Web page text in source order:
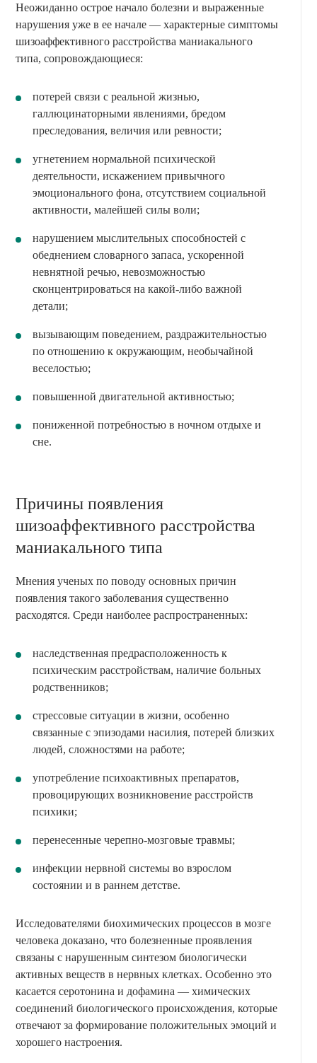
Неожиданно острое начало болезни и выраженные
нарушения уже в ее начале — характерные симптомы
шизоаффективного расстройства маниакального
типа, сопровождающиеся:
потерей связи с реальной жизнью,
галлюцинаторными явлениями, бредом
преследования, величия или ревности;
угнетением нормальной психической
деятельности, искажением привычного
эмоционального фона, отсутствием социальной
активности, малейшей силы воли;
нарушением мыслительных способностей с
обеднением словарного запаса, ускоренной
невнятной речью, невозможностью
сконцентрироваться на какой-либо важной
детали;
вызывающим поведением, раздражительностью
по отношению к окружающим, необычайной
веселостью;
повышенной двигательной активностью;
пониженной потребностью в ночном отдыхе и
сне.
Причины появления
шизоаффективного расстройства
маниакального типа
Мнения ученых по поводу основных причин
появления такого заболевания существенно
расходятся. Среди наиболее распространенных:
наследственная предрасположенность к
психическим расстройствам, наличие больных
родственников;
стрессовые ситуации в жизни, особенно
связанные с эпизодами насилия, потерей близких
людей, сложностями на работе;
употребление психоактивных препаратов,
провоцирующих возникновение расстройств
психики;
перенесенные черепно-мозговые травмы;
инфекции нервной системы во взрослом
состоянии и в раннем детстве.
Исследователями биохимических процессов в мозге
человека доказано, что болезненные проявления
связаны с нарушенным синтезом биологически
активных веществ в нервных клетках. Особенно это
касается серотонина и дофамина — химических
соединений биологического происхождения, которые
отвечают за формирование положительных эмоций и
хорошего настроения.